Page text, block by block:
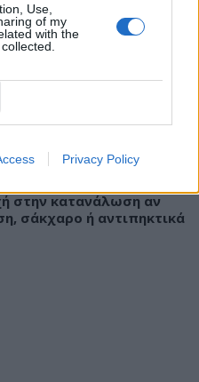
Use,
of my
with the
Privacy Policy
20:01
τροφές κάνουν το
2026 19:10
στην κατανάλωση αν
σάκχαρο ή αντιπηκτικά